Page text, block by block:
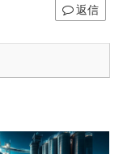
返信